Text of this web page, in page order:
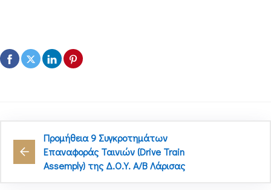
Προμήθεια 9 Συγκροτημάτων
Επαναφοράς Ταινιών (Drive Train
Assemply) της Δ.Ο.Υ. Α/Β Λάρισας